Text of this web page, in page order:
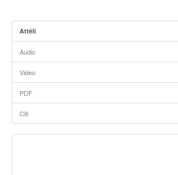
Attēli
Audio
Video
PDF
Citi